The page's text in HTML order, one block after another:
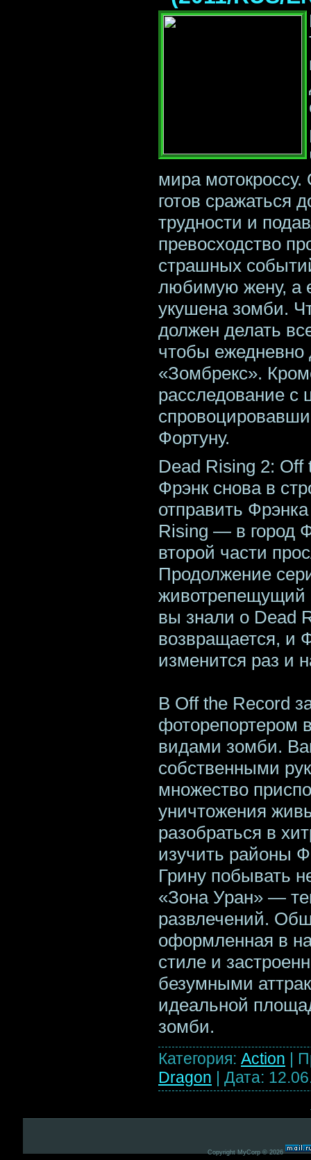
мира
готов сражаться
трудности и
превосходство
страшных
любимую жену, а
укушена зомби.
должен делать
чтобы ежедневно
«Зомбрекс».
расследование
Фортуну.
Dead Rising 2: Off
Фрэнк снова в
отправить
Rising — в город
второй части
Продолжение
животрепещущий
вы знали о Dead
возвращается, и
изменится раз и
В Off the Record
фоторепортером
видами зомби.
собственными
множество
уничтожения
разобраться в
изучить районы
Грину побывать
«Зона Уран» —
развлечений.
оформленная в
стиле и
безумными
идеальной
зомби.
Категория: Action |
Dragon | Дата:
Copyright MyCorp © 2026